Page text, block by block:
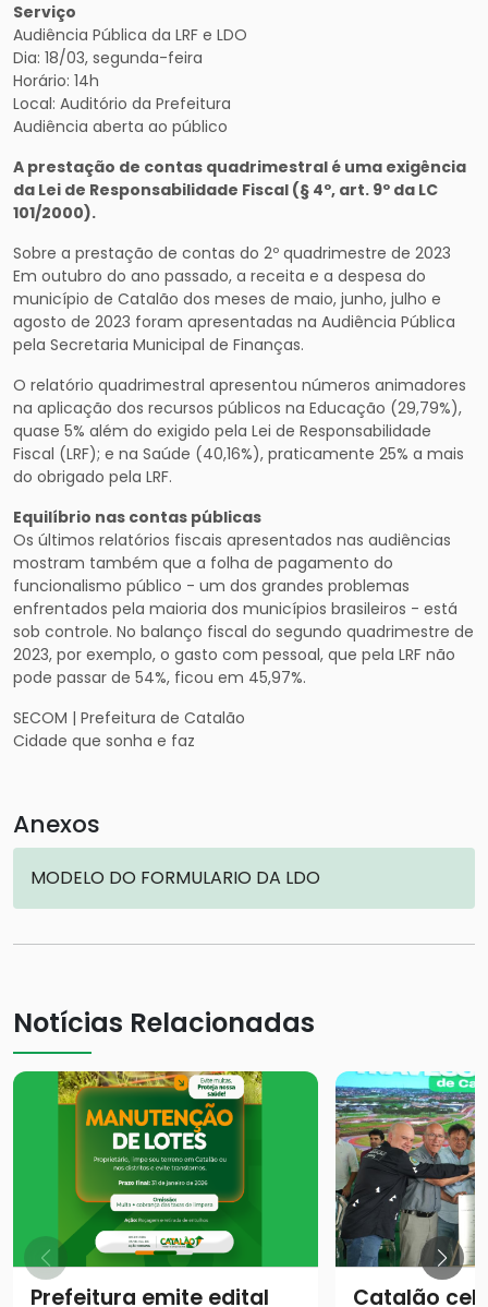
Serviço
Audiência Pública da LRF e LDO
Dia: 18/03, segunda-feira
Horário: 14h
Local: Auditório da Prefeitura
Audiência aberta ao público
A prestação de contas quadrimestral é uma exigência
da Lei de Responsabilidade Fiscal (§ 4º, art. 9º da LC
101/2000).
Sobre a prestação de contas do 2º quadrimestre de 2023
Em outubro do ano passado, a receita e a despesa do
município de Catalão dos meses de maio, junho, julho e
agosto de 2023 foram apresentadas na Audiência Pública
pela Secretaria Municipal de Finanças.
O relatório quadrimestral apresentou números animadores
na aplicação dos recursos públicos na Educação (29,79%),
quase 5% além do exigido pela Lei de Responsabilidade
Fiscal (LRF); e na Saúde (40,16%), praticamente 25% a mais
do obrigado pela LRF.
Equilíbrio nas contas públicas
Os últimos relatórios fiscais apresentados nas audiências
mostram também que a folha de pagamento do
funcionalismo público - um dos grandes problemas
enfrentados pela maioria dos municípios brasileiros - está
sob controle. No balanço fiscal do segundo quadrimestre de
2023, por exemplo, o gasto com pessoal, que pela LRF não
pode passar de 54%, ficou em 45,97%.
SECOM | Prefeitura de Catalão
Cidade que sonha e faz
Anexos
MODELO DO FORMULARIO DA LDO
Notícias Relacionadas
Prefeitura emite edital Catalão